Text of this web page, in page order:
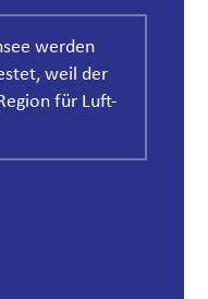
werden
weil der
für Luft-